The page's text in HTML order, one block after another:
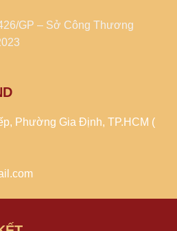
GP – Sở Công Thương
Phường Gia Định, TP.HCM (